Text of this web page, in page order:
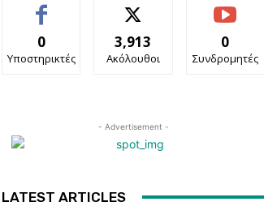
0
Υποστηρικτές
3,913
Ακόλουθοι
0
Συνδρομητές
- Advertisement -
LATEST ARTICLES